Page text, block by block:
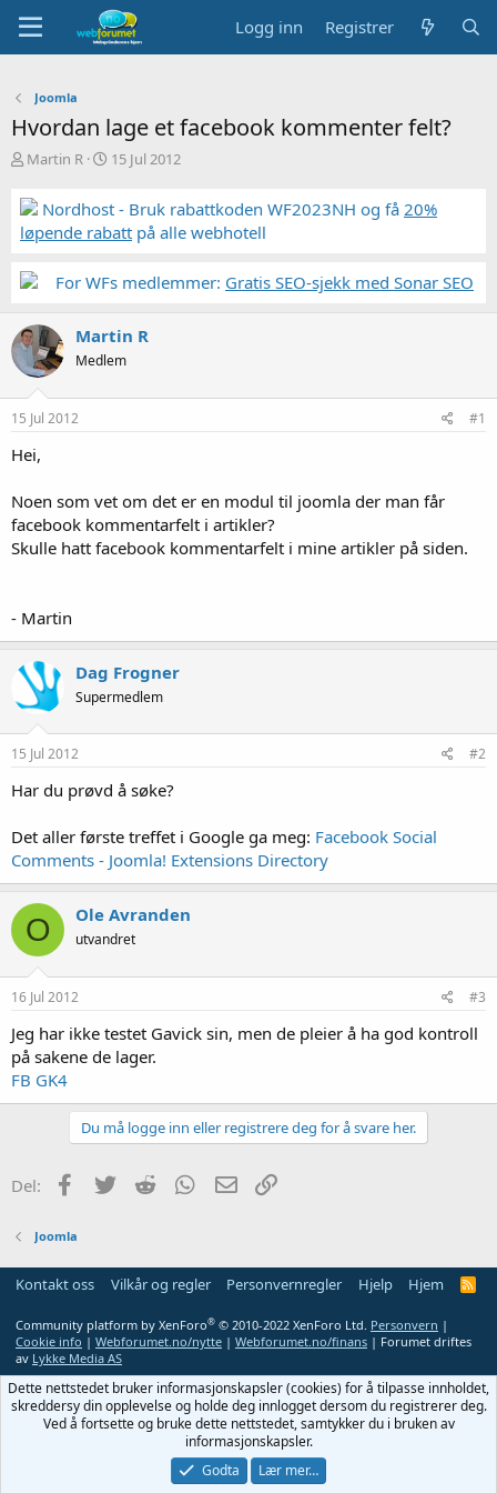
Logg inn Registrer
Joomla
Hvordan lage et facebook kommenter felt?
T
å
d
s
a
e
Martin R
S
r
t
a
15 Jul 2012
Nordhost - Bruk rabattkoden WF2023NH og få 20%
løpende rabatt på alle webhotell
For WFs medlemmer: Gratis SEO-sjekk med Sonar SEO
Martin R
Medlem
15 Jul 2012 #1
Hei,
Noen som vet om det er en modul til joomla der man får
facebook kommentarfelt i artikler?
Skulle hatt facebook kommentarfelt i mine artikler på siden.
- Martin
Dag Frogner
Supermedlem
15 Jul 2012 #2
Har du prøvd å søke?
Det aller første treffet i Google ga meg: Facebook Social
Comments - Joomla! Extensions Directory
O Ole Avranden
utvandret
16 Jul 2012 #3
Jeg har ikke testet Gavick sin, men de pleier å ha god kontroll
på sakene de lager.
FB GK4
Du må logge inn eller registrere deg for å svare her.
Del: Facebook
Twitter Reddit WhatsApp
E-post
Joomla
Kontakt oss Vilkår og regler Personvernregler Hjelp Hjem
R
Community platform by XenForo® © 2010-2022 XenForo Ltd. Personvern |
Cookie info | Webforumet.no/nytte | Webforumet.no/finans | Forumet driftes
av Lykke Media AS
Dette nettstedet bruker informasjonskapsler (cookies) for å tilpasse innholdet,
skreddersy din opplevelse og holde deg innlogget dersom du registrerer deg.
Ved å fortsette og bruke dette nettstedet, samtykker du i bruken av
informasjonskapsler.
Godta
Lær mer…